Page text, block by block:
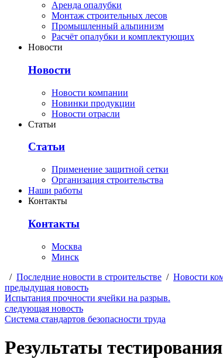
Аренда опалубки
Монтаж строительных лесов
Промышленный альпинизм
Расчёт опалубки и комплектующих
Новости
Новости
Новости компании
Новинки продукции
Новости отрасли
Статьи
Статьи
Применение защитной сетки
Организация строительства
Наши работы
Контакты
Контакты
Москва
Минск
/ Последние новости в строительстве / Новости
предыдущая новость
Испытания прочности ячейки на разрыв.
следующая новость
Система стандартов безопасности труда
Результаты